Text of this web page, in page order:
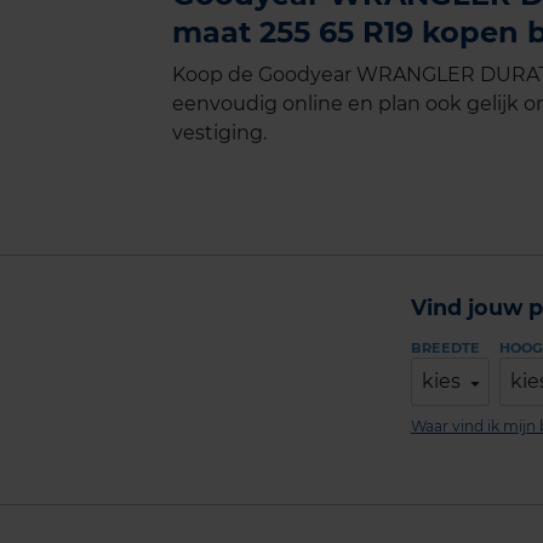
maat 255 65 R19 kopen
Koop de Goodyear WRANGLER
eenvoudig online en plan ook gelijk
vestiging.
Vind jouw
BREEDTE
kies
Waar vind ik mijn